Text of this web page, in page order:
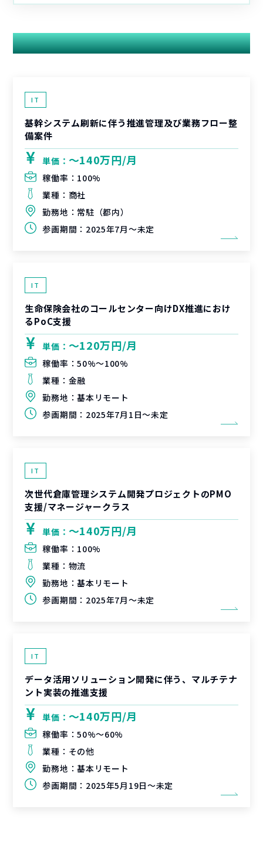
関連する案件
IT
基幹システム刷新に伴う推進管理及び業務フロー整
備案件
単価： 〜140万円/月
稼働率： 100%
業種： 商社
勤務地： 常駐（都内）
参画期間： 2025年7月～未定
IT
生命保険会社のコールセンター向けDX推進におけ
るPoC支援
単価： 〜120万円/月
稼働率：50%〜100%
業種： 金融
勤務地：基本リモート
参画期間： 2025年7月1日～未定
IT
次世代倉庫管理システム開発プロジェクトのPMO
支援/マネージャークラス
単価： 〜140万円/月
稼働率： 100%
業種： 物流
勤務地：基本リモート
参画期間： 2025年7月～未定
IT
データ活用ソリューション開発に伴う、マルチテナ
ント実装の推進支援
単価： 〜140万円/月
稼働率：50%〜60%
業種： その他
勤務地：基本リモート
参画期間： 2025年5月19日～未定